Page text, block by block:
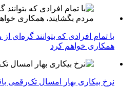
با تمام افرادی که بتوانند گره‌ای
همکاری خواهم کرد
نرخ بیکاری بهار امسال تک‌رقمی